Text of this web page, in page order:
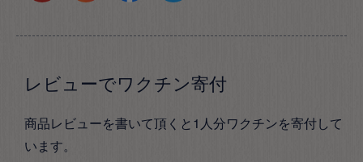
レビューでワクチン寄付
商品レビューを書いて頂くと1人分ワクチンを寄付して
います。